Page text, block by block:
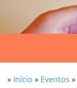
» Início » Eventos »